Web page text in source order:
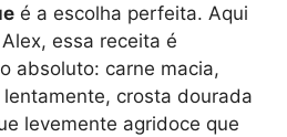
é a escolha perfeita. Aqui
essa receita é
absoluto: carne macia,
crosta dourada
levemente agridoce que